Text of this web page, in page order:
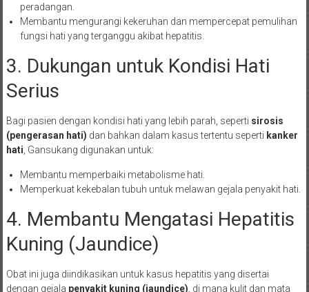
peradangan.
Membantu mengurangi kekeruhan dan mempercepat pemulihan
fungsi hati yang terganggu akibat hepatitis.
3. Dukungan untuk Kondisi Hati
Serius
Bagi pasien dengan kondisi hati yang lebih parah, seperti sirosis
(pengerasan hati) dan bahkan dalam kasus tertentu seperti kanker
hati , Gansukang digunakan untuk:
Membantu memperbaiki metabolisme hati.
Memperkuat kekebalan tubuh untuk melawan gejala penyakit hati.
4. Membantu Mengatasi Hepatitis
Kuning (Jaundice)
Obat ini juga diindikasikan untuk kasus hepatitis yang disertai
dengan gejala penyakit kuning (jaundice) , di mana kulit dan mata